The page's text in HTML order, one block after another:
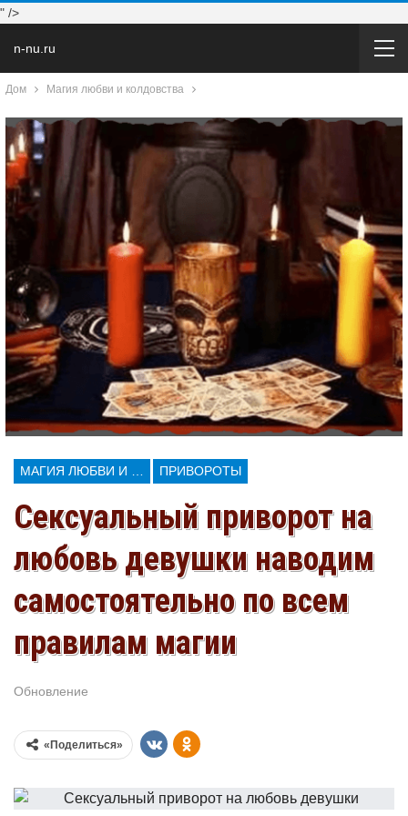
" />
n-nu.ru
Дом Магия любви и колдовства
ПРИВОРОТЫ
Сексуальный приворот на
любовь девушки наводим
самостоятельно по всем
правилам магии
Обновление
«Поделиться»